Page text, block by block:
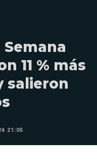
11 % más
salieron
21:05